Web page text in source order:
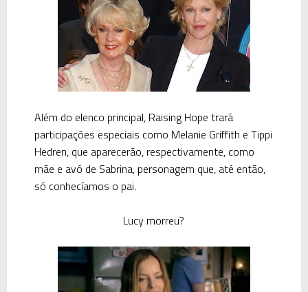
Além do elenco principal, Raising Hope trará
participações especiais como Melanie Griffith e Tippi
Hedren, que aparecerão, respectivamente, como
mãe e avó de Sabrina, personagem que, até então,
só conhecíamos o pai.
Lucy morreu?